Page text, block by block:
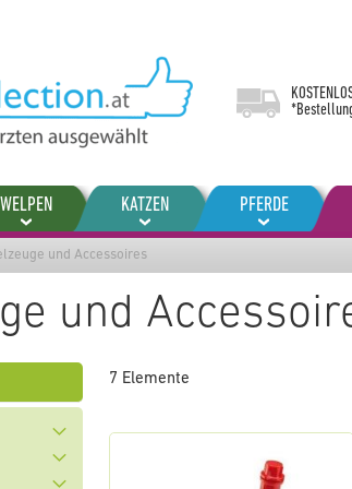
WELPEN KATZEN PFERDE
und Accessoires
und
7 Elemente